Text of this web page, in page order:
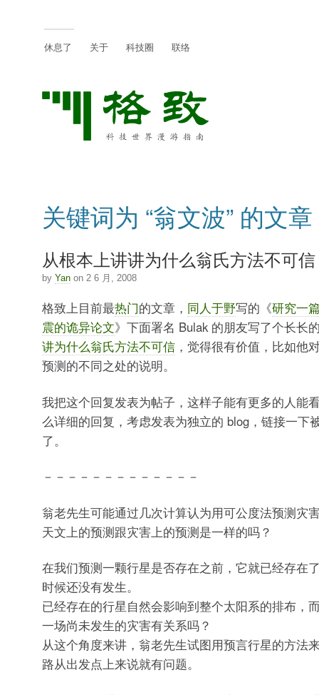
休息了 关于 科技圈 联络
关键词为 “翁文波” 的文章
从根本上讲讲为什么翁氏方法不可信
by Yanon 2 6 月, 2008
格致上目前最热门的文章， 同人于野写的《研究一
震的诡异论文》下面署名 Bulak 的朋友写了个长长
讲为什么翁氏方法不可信，觉得很有价值，比如他
预测的不同之处的说明。
我把这个回复发表为帖子，这样子能有更多的人能
么详细的回复，考虑发表为独立的 blog，链接一下
了。
－－－－－－－－－－－－－
翁老先生可能通过几次计算认为用可公度法预测灾
天文上的预测跟灾害上的预测是一样的吗？
在我们预测一颗行星是否存在之前，它就已经存在
时候还没有发生。
已经存在的行星自然会影响到整个太阳系的排布，
一场尚未发生的灾害有关系吗？
从这个角度来讲，翁老先生试图用预言行星的方法
路从出发点上来说就有问题。